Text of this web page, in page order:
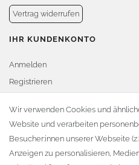
Vertrag widerrufen
IHR KUNDENKONTO
Anmelden
Registrieren
Warenkorb
Zur Kasse
KONTAKT
Wir verwenden Cookies und
Website und verarbeiten
Besucher:innen unserer Webseite
Anzeigen zu personalisieren,